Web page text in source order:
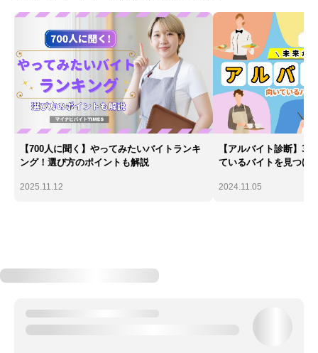
【700人に聞く】やってみたいバイトランキ
ング！選び方のポイントも解説
2025.11.12
【アルバイト診断】
ているバイトを見つけ
2024.11.05